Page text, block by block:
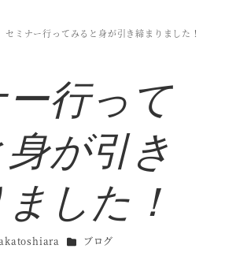
セミナー行ってみると身が引き締まりました！
行って
が引き
した！
カテゴリー
ブログ